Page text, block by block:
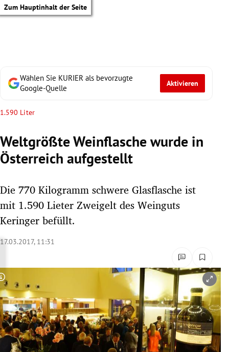
Zum Hauptinhalt der Seite
Untermenü
Untermenü
Untermenü
Untermenü
Untermenü
Wählen Sie KURIER als bevorzugte
Google-Quelle
Aktivieren
1.590 Liter
Weltgrößte Weinflasche wurde in
Österreich aufgestellt
Die 770 Kilogramm schwere Glasflasche ist
mit 1.590 Lieter Zweigelt des Weinguts
Keringer befüllt.
17.03.2017, 11:31
Copyright-Hinweis öffnen/schließen